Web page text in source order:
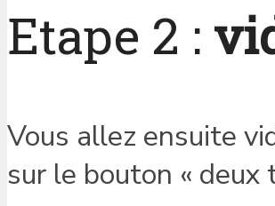
Etape 2 :
Vous allez ensuite
sur le bouton « deux